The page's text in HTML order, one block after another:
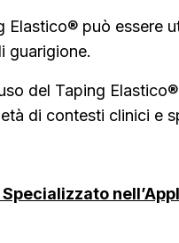
Elastico® può essere
guarigione.
del Taping
di contesti clinici e